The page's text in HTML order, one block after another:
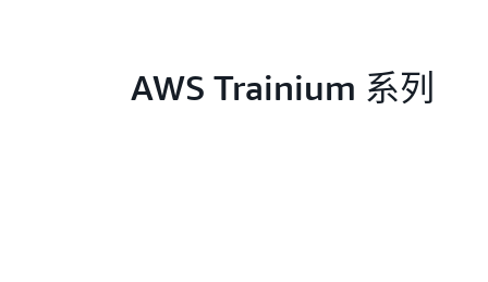
AWS Trainium 系列